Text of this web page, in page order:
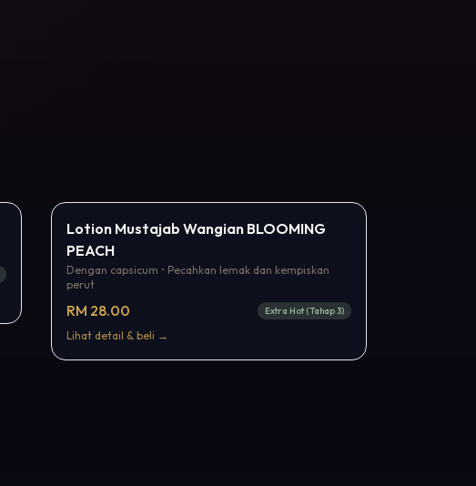
Popular
Lotion Mustajab Wangian BLOOMING
PEACH
Dengan capsicum • Pecahkan lemak dan kempiskan
perut
RM 28.00 Extra Hot (Tahap 3)
Lihat detail & beli →